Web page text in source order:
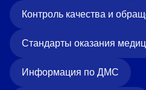
Контроль качества и
Стандарты оказания
Информация по ДМС